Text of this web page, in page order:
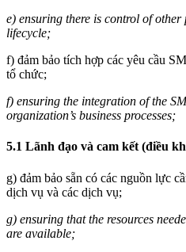
e) ensuring there is control of
lifecycle;
f) đảm bảo tích hợp các yêu cầu
tổ chức;
f) ensuring the integration of the
organization’s business processes;
5.1 Lãnh đạo và cam kết (điều
g) đảm bảo sẵn có các nguồn lực
dịch vụ và các dịch vụ;
g) ensuring that the resources
are available;